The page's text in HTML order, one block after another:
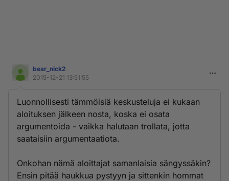
bear_nick2
2015-12-21 13:51:55
Luonnollisesti tämmöisiä keskusteluja ei kukaan
aloituksen jälkeen nosta, koska ei osata
argumentoida - vaikka halutaan trollata, jotta
saataisiin argumentaatiota.
Onkohan nämä aloittajat samanlaisia sängyssäkin?
Ensin pitää haukkua pystyyn ja sittenkin hommat